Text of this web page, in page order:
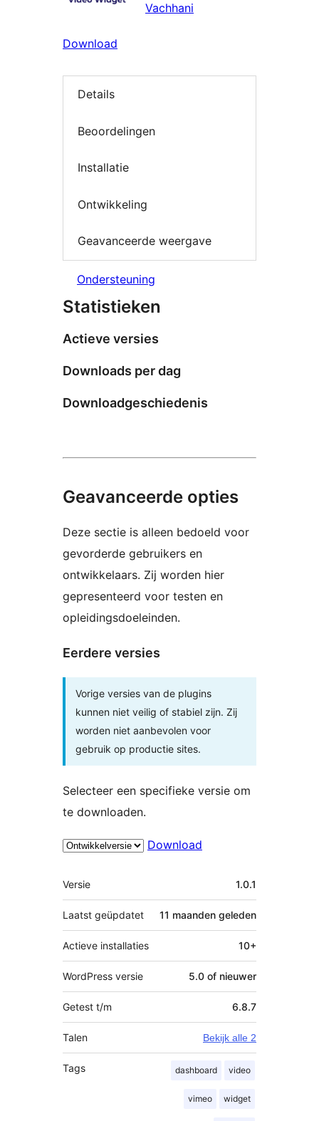
Vachhani
Download
Details
Beoordelingen
Installatie
Ontwikkeling
Geavanceerde weergave
Ondersteuning
Statistieken
Actieve versies
Downloads per dag
Downloadgeschiedenis
Geavanceerde opties
Deze sectie is alleen bedoeld voor
gevorderde gebruikers en
ontwikkelaars. Zij worden hier
gepresenteerd voor testen en
opleidingsdoeleinden.
Eerdere versies
Vorige versies van de plugins
kunnen niet veilig of stabiel zijn. Zij
worden niet aanbevolen voor
gebruik op productie sites.
Selecteer een specifieke versie om
te downloaden.
Download
Meta
Versie 1.0.1
Laatst geüpdatet 11 maanden geleden
Actieve installaties 10+
WordPress versie 5.0 of nieuwer
Getest t/m 6.8.7
Talen Bekijk alle 2
Tags dashboard video
vimeo widget